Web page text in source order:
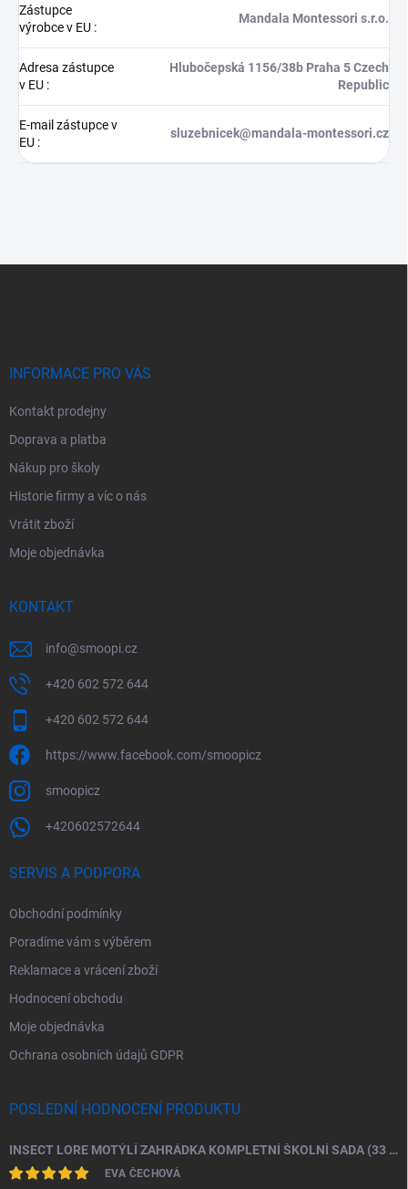
Zástupce
výrobce v EU :
Mandala Montessori s.r.o.
Adresa zástupce
v EU :
Hlubočepská 1156/38b Praha 5 Czech
Republic
E-mail zástupce v
EU :
sluzebnicek@mandala-montessori.cz
INFORMACE PRO VÁS
Kontakt prodejny
Doprava a platba
Nákup pro školy
Historie firmy a víc o nás
Vrátit zboží
Moje objednávka
KONTAKT
info@smoopi.cz
+420 602 572 644
+420 602 572 644
https://www.facebook.com/smoopicz
smoopicz
+420602572644
SERVIS A PODPORA
Obchodní podmínky
Poradíme vám s výběrem
Reklamace a vrácení zboží
Hodnocení obchodu
Moje objednávka
Ochrana osobních údajů GDPR
POSLEDNÍ HODNOCENÍ PRODUKTU
INSECT LORE MOTÝLÍ ZAHRÁDKA KOMPLETNÍ ŠKOLNÍ SADA (33 HOUSENEK)
EVA ČECHOVÁ